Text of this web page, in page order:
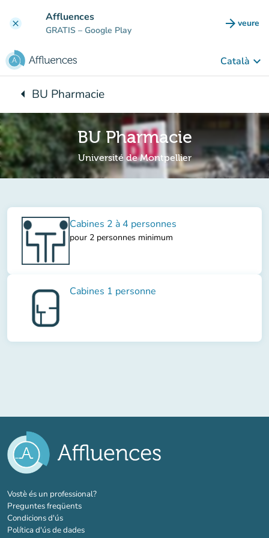
clear Affluences
GRATIS – Google Play arrow_forward veure
(new
Català keyboard_arrow_down
arrow_leftBack to:
BU Pharmacie
BU Pharmacie
Université de Montpellier
Cabines 2 à 4 personnes
pour 2 personnes minimum
Cabines 1 personne
Vostè és un professional?(new tab)
Preguntes freqüents
Condicions d'ús
Política d'ús de dades